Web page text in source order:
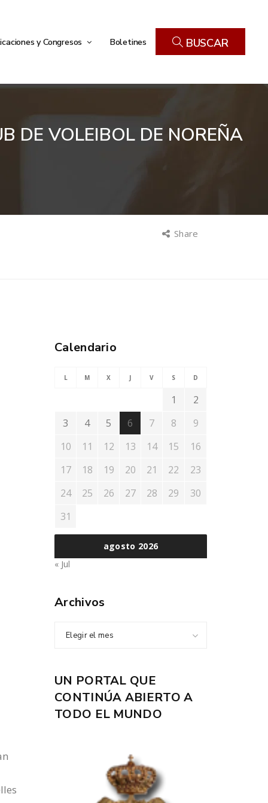
y Congresos Boletines BUSCAR
DE VOLEIBOL DE NOREÑA
Share
Calendario
agosto 2026
L M X J V S D
1
2
3
4 5 6 7 8
9
10
11 12 13 14 15
16
17
18 19 20 21 22
23
24
25 26 27 28 29
30
31
« Jul
Archivos
Elegir el mes
UN PORTAL QUE
CONTINÚA ABIERTO A
TODO EL MUNDO